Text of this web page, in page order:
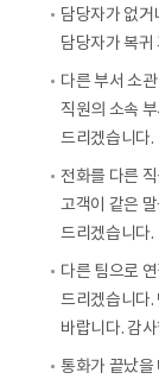
담당자가 없거
담당자가 복귀
다른 부서 소
직원의 소속
드리겠습니다.
전화를 다른
고객이 같은
드리겠습니다.
다른 팀으로
드리겠습니
바랍니다. 감
통화가 끝났을